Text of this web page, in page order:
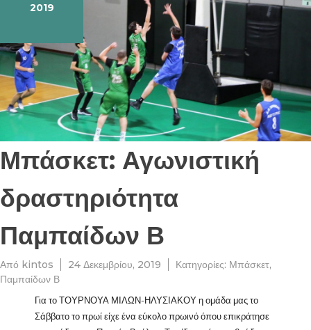
2019
Μπάσκετ: Αγωνιστική
δραστηριότητα
Παμπαίδων Β
Από kintos 24 Δεκεμβρίου, 2019 Κατηγορίες: Μπάσκετ,
Παμπαίδων Β
Για το ΤΟΥΡΝΟΥΑ ΜΙΛΩΝ-ΗΛΥΣΙΑΚΟΥ η ομάδα μας το
Σάββατο το πρωί είχε ένα εύκολο πρωινό όπου επικράτησε